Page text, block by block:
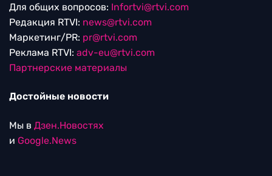
Для общих вопросов: Infortvi@rtvi.com
Редакция RTVI: news@rtvi.com
Маркетинг/PR: pr@rtvi.com
Реклама RTVI: adv-eu@rtvi.com
Партнерские материалы
Достойные новости
Мы в Дзен.Новостях
и Google.News